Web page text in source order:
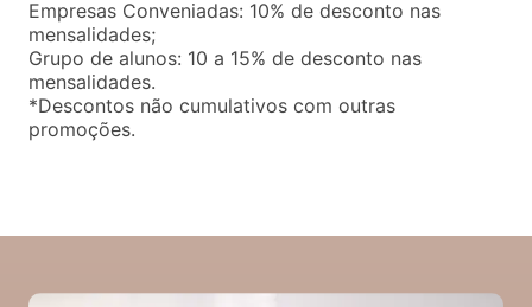
Empresas Conveniadas: 10% de desconto nas
mensalidades;
Grupo de alunos: 10 a 15% de desconto nas
mensalidades.
*Descontos não cumulativos com outras
promoções.